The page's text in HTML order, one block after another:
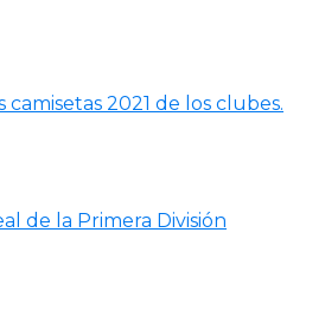
camisetas 2021 de los clubes.
de la Primera División